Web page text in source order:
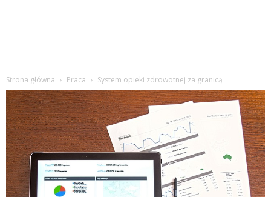
Strona główna Praca System opieki zdrowotnej za granicą